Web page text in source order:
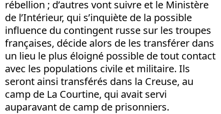
rébellion ; d’autres vont suivre et le Ministère
de l’Intérieur, qui s’inquiète de la possible
influence du contingent russe sur les troupes
françaises, décide alors de les transférer dans
un lieu le plus éloigné possible de tout contact
avec les populations civile et militaire. Ils
seront ainsi transférés dans la Creuse, au
camp de La Courtine, qui avait servi
auparavant de camp de prisonniers.